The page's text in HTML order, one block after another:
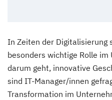
In Zeiten der Digitalisierung
besonders wichtige Rolle im
darum geht, innovative
sind IT-Manager/innen
Transformation im